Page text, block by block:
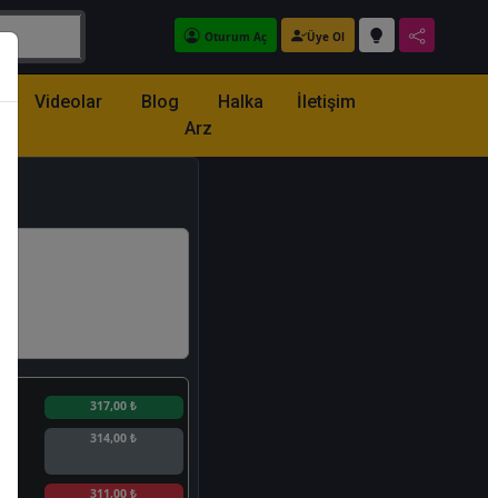
Oturum Aç Üye Ol
Videolar Blog
Halka
Arz
İletişim
317,00 ₺
314,00 ₺
311,00 ₺